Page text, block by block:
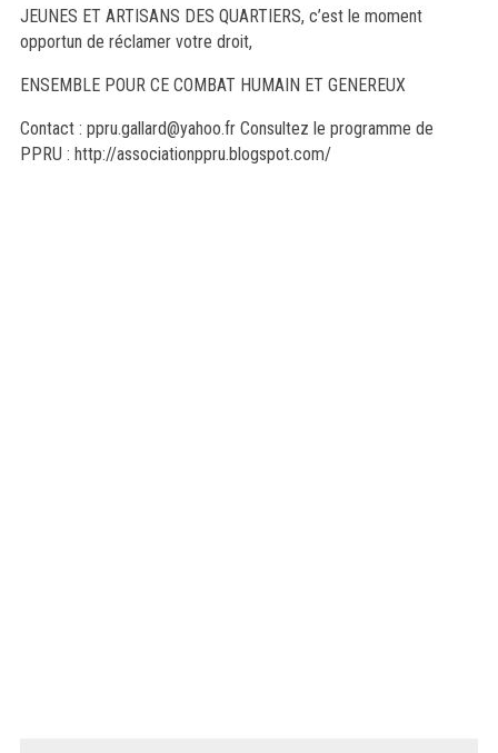
JEUNES ET ARTISANS DES QUARTIERS, c’est le moment
opportun de réclamer votre droit,
ENSEMBLE POUR CE COMBAT HUMAIN ET GENEREUX
Contact : ppru.gallard@yahoo.frConsultez le programme de
PPRU : http://associationppru.blogspot.com/